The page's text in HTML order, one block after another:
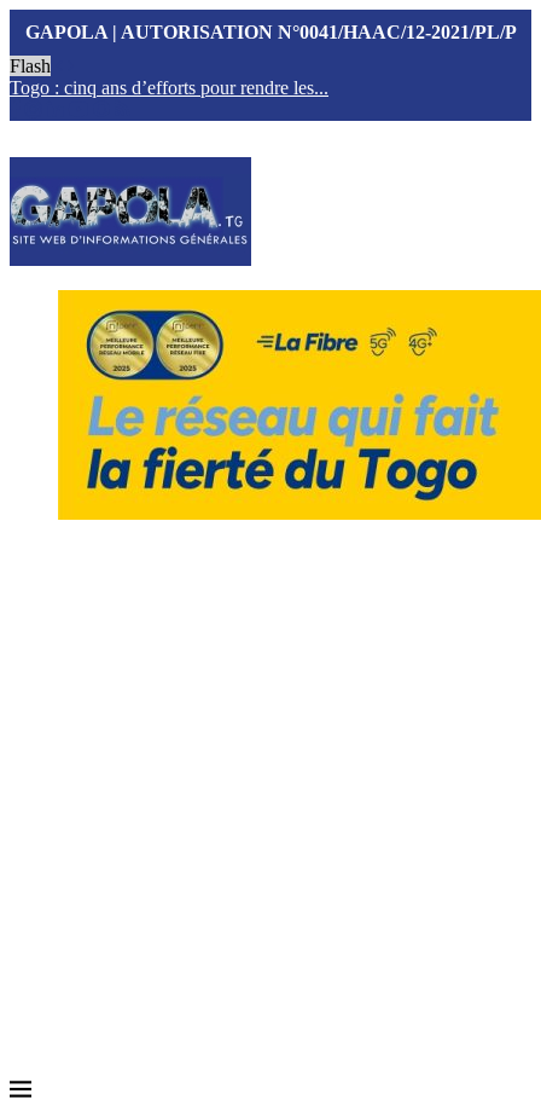
GAPOLA | AUTORISATION N°0041/HAAC/12-2021/PL/P
Flash
Togo : cinq ans d’efforts pour rendre les...